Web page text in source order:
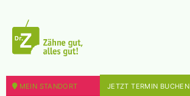
z
MEIN STANDORT JETZT TERMIN BUCHEN